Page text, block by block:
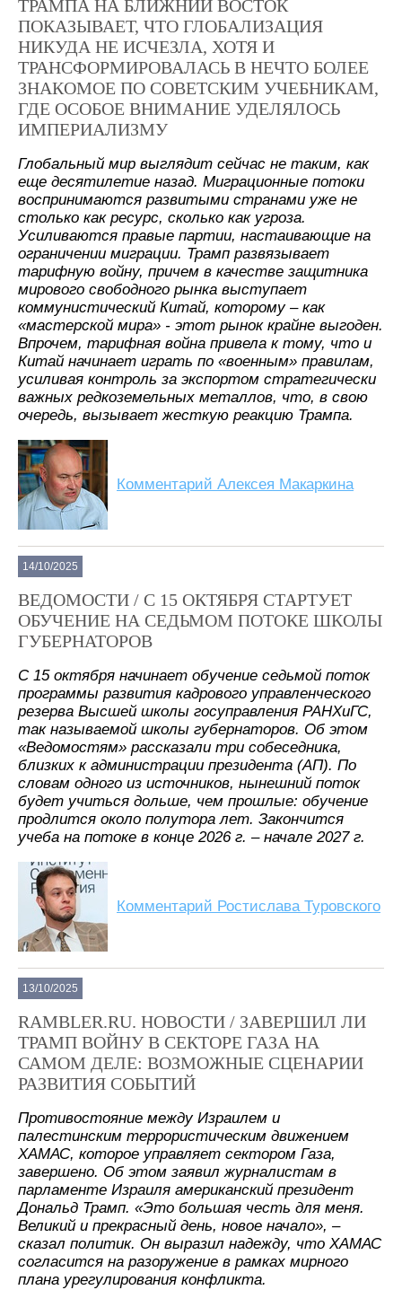
ТРАМПА НА БЛИЖНИЙ ВОСТОК
ПОКАЗЫВАЕТ, ЧТО ГЛОБАЛИЗАЦИЯ
НИКУДА НЕ ИСЧЕЗЛА, ХОТЯ И
ТРАНСФОРМИРОВАЛАСЬ В НЕЧТО БОЛЕЕ
ЗНАКОМОЕ ПО СОВЕТСКИМ УЧЕБНИКАМ,
ГДЕ ОСОБОЕ ВНИМАНИЕ УДЕЛЯЛОСЬ
ИМПЕРИАЛИЗМУ
Глобальный мир выглядит сейчас не таким, как
еще десятилетие назад. Миграционные потоки
воспринимаются развитыми странами уже не
столько как ресурс, сколько как угроза.
Усиливаются правые партии, настаивающие на
ограничении миграции. Трамп развязывает
тарифную войну, причем в качестве защитника
мирового свободного рынка выступает
коммунистический Китай, которому – как
«мастерской мира» - этот рынок крайне выгоден.
Впрочем, тарифная война привела к тому, что и
Китай начинает играть по «военным» правилам,
усиливая контроль за экспортом стратегически
важных редкоземельных металлов, что, в свою
очередь, вызывает жесткую реакцию Трампа.
Комментарий Алексея Макаркина
14/10/2025
ВЕДОМОСТИ / С 15 ОКТЯБРЯ СТАРТУЕТ
ОБУЧЕНИЕ НА СЕДЬМОМ ПОТОКЕ ШКОЛЫ
ГУБЕРНАТОРОВ
C 15 октября начинает обучение седьмой поток
программы развития кадрового управленческого
резерва Высшей школы госуправления РАНХиГС,
так называемой школы губернаторов. Об этом
«Ведомостям» рассказали три собеседника,
близких к администрации президента (АП). По
словам одного из источников, нынешний поток
будет учиться дольше, чем прошлые: обучение
продлится около полутора лет. Закончится
учеба на потоке в конце 2026 г. – начале 2027 г.
Комментарий Ростислава Туровского
13/10/2025
RAMBLER.RU. НОВОСТИ / ЗАВЕРШИЛ ЛИ
ТРАМП ВОЙНУ В СЕКТОРЕ ГАЗА НА
САМОМ ДЕЛЕ: ВОЗМОЖНЫЕ СЦЕНАРИИ
РАЗВИТИЯ СОБЫТИЙ
Противостояние между Израилем и
палестинским террористическим движением
ХАМАС, которое управляет сектором Газа,
завершено. Об этом заявил журналистам в
парламенте Израиля американский президент
Дональд Трамп. «Это большая честь для меня.
Великий и прекрасный день, новое начало», –
сказал политик. Он выразил надежду, что ХАМАС
согласится на разоружение в рамках мирного
плана урегулирования конфликта.